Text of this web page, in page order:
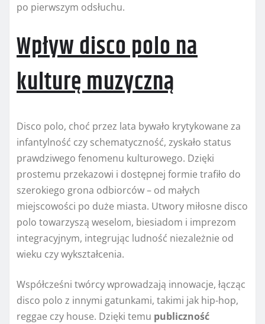
po pierwszym odsłuchu.
Wpływ disco polo na
kulturę muzyczną
Disco polo, choć przez lata bywało krytykowane za
infantylność czy schematyczność, zyskało status
prawdziwego fenomenu kulturowego. Dzięki
prostemu przekazowi i dostępnej formie trafiło do
szerokiego grona odbiorców – od małych
miejscowości po duże miasta. Utwory miłosne disco
polo towarzyszą weselom, biesiadom i imprezom
integracyjnym, integrując ludność niezależnie od
wieku czy wykształcenia.
Współcześni twórcy wprowadzają innowacje, łącząc
disco polo z innymi gatunkami, takimi jak hip-hop,
reggae czy house. Dzięki temu publiczność